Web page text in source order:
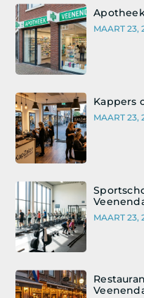
MAART 23,
Kappers
MAART 23,
MAART 23,